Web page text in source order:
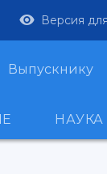
Версия
Выпускнику
НАУКА